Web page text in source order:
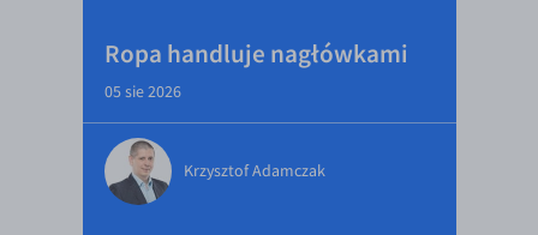
Ropa handluje nagłówkami
05 sie 2026
Krzysztof Adamczak